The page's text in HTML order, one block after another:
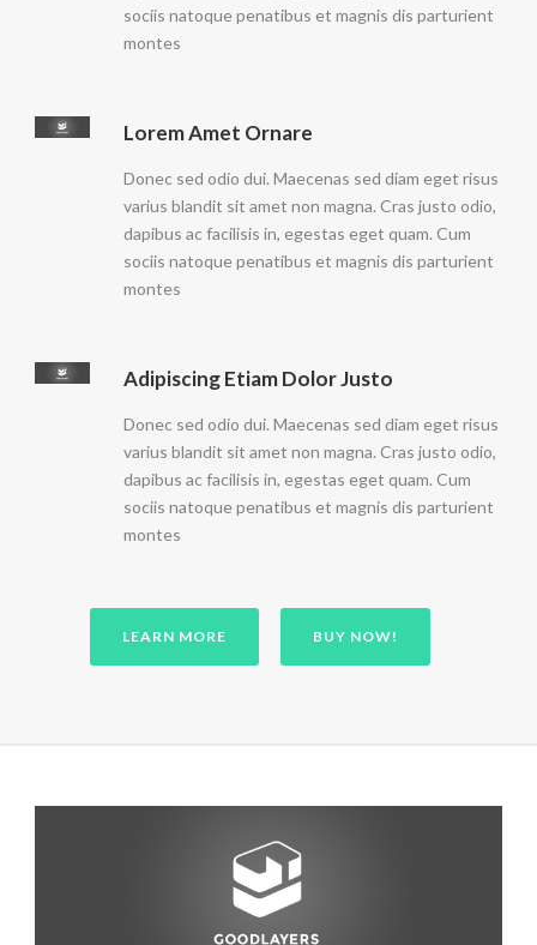
sociis natoque penatibus et magnis dis parturient
montes
Lorem Amet Ornare
Donec sed odio dui. Maecenas sed diam eget risus
varius blandit sit amet non magna. Cras justo odio,
dapibus ac facilisis in, egestas eget quam. Cum
sociis natoque penatibus et magnis dis parturient
montes
Adipiscing Etiam Dolor Justo
Donec sed odio dui. Maecenas sed diam eget risus
varius blandit sit amet non magna. Cras justo odio,
dapibus ac facilisis in, egestas eget quam. Cum
sociis natoque penatibus et magnis dis parturient
montes
LEARN MORE BUY NOW!